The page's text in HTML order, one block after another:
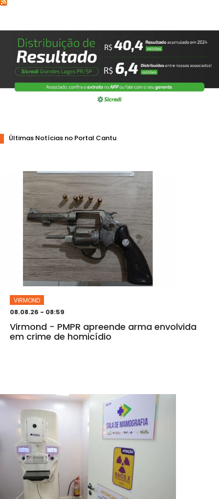
Últimas Notícias no Portal Cantu
VIRMOND
08.08.26 - 08:59
Virmond - PMPR apreende arma envolvida
em crime de homicídio